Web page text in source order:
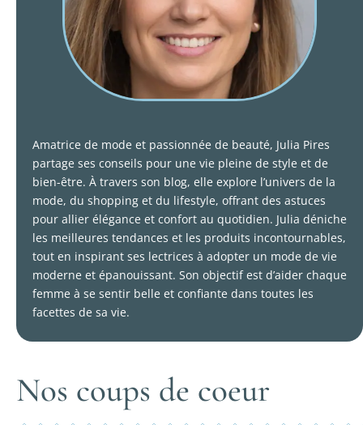
Amatrice de mode et passionnée de beauté, Julia Pires
partage ses conseils pour une vie pleine de style et de
bien-être. À travers son blog, elle explore l’univers de la
mode, du shopping et du lifestyle, offrant des astuces
pour allier élégance et confort au quotidien. Julia déniche
les meilleures tendances et les produits incontournables,
tout en inspirant ses lectrices à adopter un mode de vie
moderne et épanouissant. Son objectif est d’aider chaque
femme à se sentir belle et confiante dans toutes les
facettes de sa vie.
Nos coups de coeur